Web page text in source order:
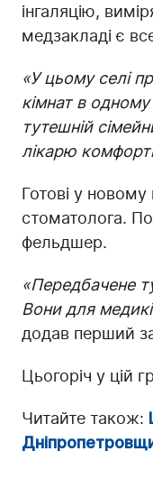
інгаляцію,
медзакладі є
«У цьому селі
кімнат в
тутешній
лікарю
Готові у новому
стоматолога.
фельдшер.
«Передбачене
Вони для
додав перший
Цьогоріч у цій
Читайте також: